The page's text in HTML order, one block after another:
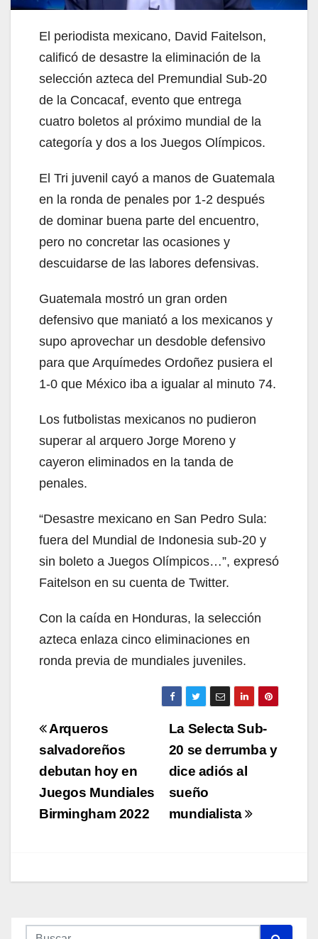
El periodista mexicano, David Faitelson,
calificó de desastre la eliminación de la
selección azteca del Premundial Sub-20
de la Concacaf, evento que entrega
cuatro boletos al próximo mundial de la
categoría y dos a los Juegos Olímpicos.
El Tri juvenil cayó a manos de Guatemala
en la ronda de penales por 1-2 después
de dominar buena parte del encuentro,
pero no concretar las ocasiones y
descuidarse de las labores defensivas.
Guatemala mostró un gran orden
defensivo que maniató a los mexicanos y
supo aprovechar un desdoble defensivo
para que Arquímedes Ordoñez pusiera el
1-0 que México iba a igualar al minuto 74.
Los futbolistas mexicanos no pudieron
superar al arquero Jorge Moreno y
cayeron eliminados en la tanda de
penales.
“Desastre mexicano en San Pedro Sula:
fuera del Mundial de Indonesia sub-20 y
sin boleto a Juegos Olímpicos…”, expresó
Faitelson en su cuenta de Twitter.
Con la caída en Honduras, la selección
azteca enlaza cinco eliminaciones en
ronda previa de mundiales juveniles.
Navegación
de
entradas
La Selecta Sub-
20 se derrumba y
dice adiós al
sueño
mundialista
Arqueros
salvadoreños
debutan hoy en
Juegos Mundiales
Birmingham 2022